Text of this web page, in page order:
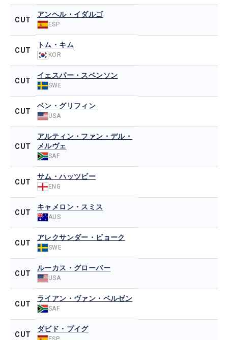
CUT
アンヘル・イダルゴ
ESP
CUT
トム・キム
KOR
CUT
イェスパー・スベンソン
SWE
CUT
ベン・グリフィン
USA
CUT
アルティン・ファン・デル・
メルヴェ
SAF
CUT
サム・ハッツビー
ENG
CUT
キャメロン・スミス
AUS
CUT
アレクサンダー・ビョーク
SWE
CUT
ルーカス・グローバー
USA
CUT
ライアン・ヴァン・ベルゼン
SAF
CUT
ダビド・プイグ